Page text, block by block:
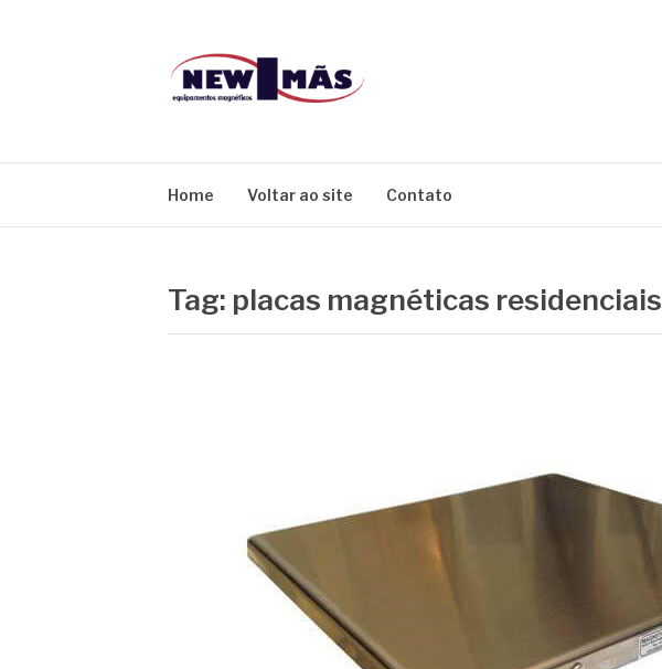
Home Voltar ao site Contato
Tag: placas magnéticas residenciais